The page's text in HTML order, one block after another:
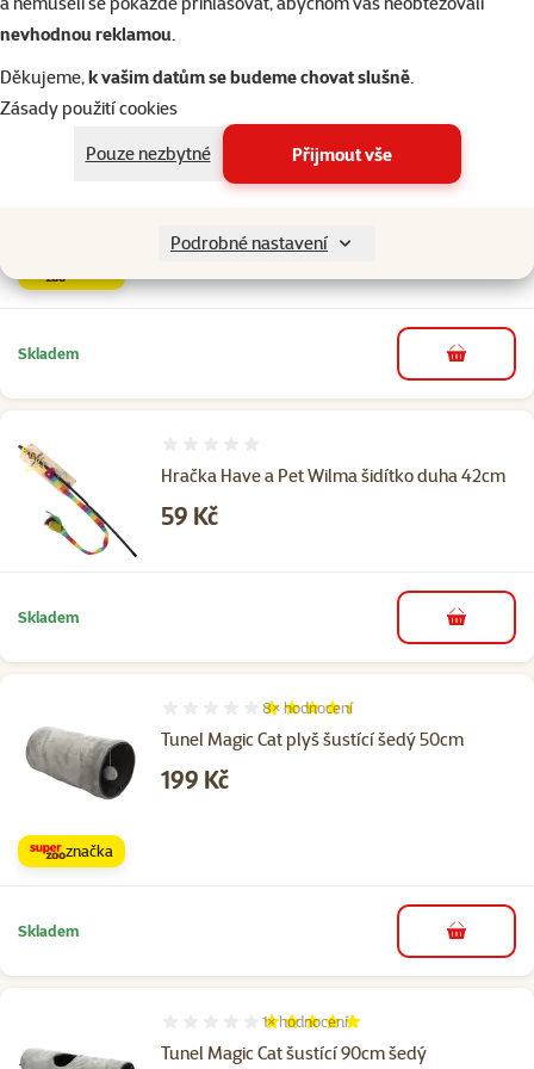
nevhodnou reklamou.
Děkujeme,k vašim datům se budeme chovat slušně.
Zásady použití cookies
Pouze nezbytné
Přijmout vše
Podrobné nastavení
Podobné produkty
Hračka Magic Cat želva plyš s catnip 11cm
Hodnocení 100%, počet hodnocení: 3
3×hodnocení
Běžná cena 99 Kč
familycena
59 Kč
Skladem do košíku
Hračka Have a Pet Wilma šidítko duha 42cm
Cena
59 Kč
Skladem do košíku
Tunel Magic Cat plyš šustící šedý 50cm
Hodnocení 88%, počet hodnocení: 8
8× hodnocení
Cena
199 Kč
značka
Skladem do košíku
Tunel Magic Cat šustící 90cm šedý
Hodnocení 100%, počet hodnocení: 1
1×hodnocení